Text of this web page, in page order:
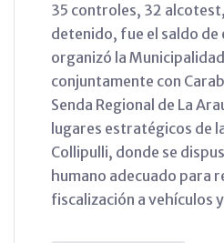
35 controles, 32
detenido, fue el saldo
organizó la
conjuntamente con
Senda Regional de La
lugares estratégicos de
Collipulli, donde se
humano adecuado para
fiscalización a vehículos